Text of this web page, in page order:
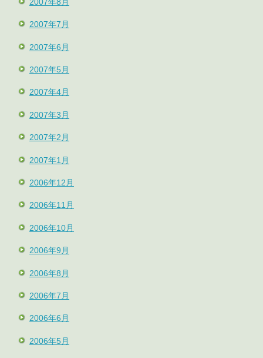
2007年7月
2007年6月
2007年5月
2007年4月
2007年3月
2007年2月
2007年1月
2006年12月
2006年11月
2006年10月
2006年9月
2006年8月
2006年7月
2006年6月
2006年5月